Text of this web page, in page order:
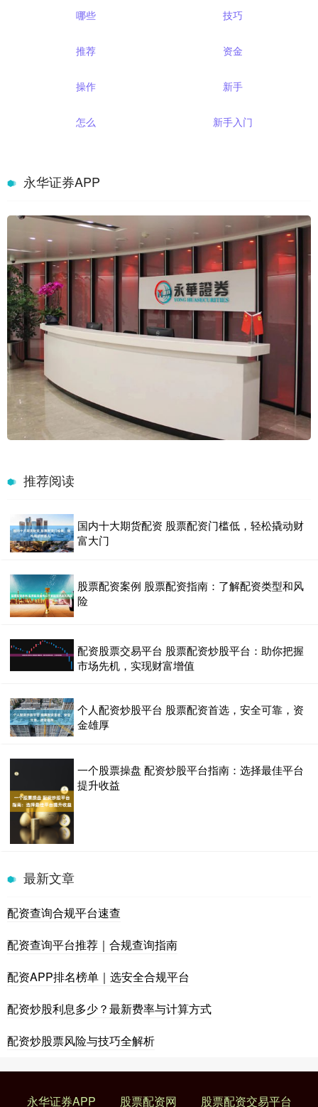
哪些 技巧
推荐 资金
操作 新手
怎么 新手入门
永华证券APP
推荐阅读
国内十大期货配资 股票配资门槛低，轻松撬动财
富大门
股票配资案例 股票配资指南：了解配资类型和风
险
配资股票交易平台 股票配资炒股平台：助你把握
市场先机，实现财富增值
个人配资炒股平台 股票配资首选，安全可靠，资
金雄厚
一个股票操盘 配资炒股平台指南：选择最佳平台
提升收益
最新文章
配资查询合规平台速查
配资查询平台推荐｜合规查询指南
配资APP排名榜单｜选安全合规平台
配资炒股利息多少？最新费率与计算方式
配资炒股票风险与技巧全解析
永华证券APP 股票配资网 股票配资交易平台